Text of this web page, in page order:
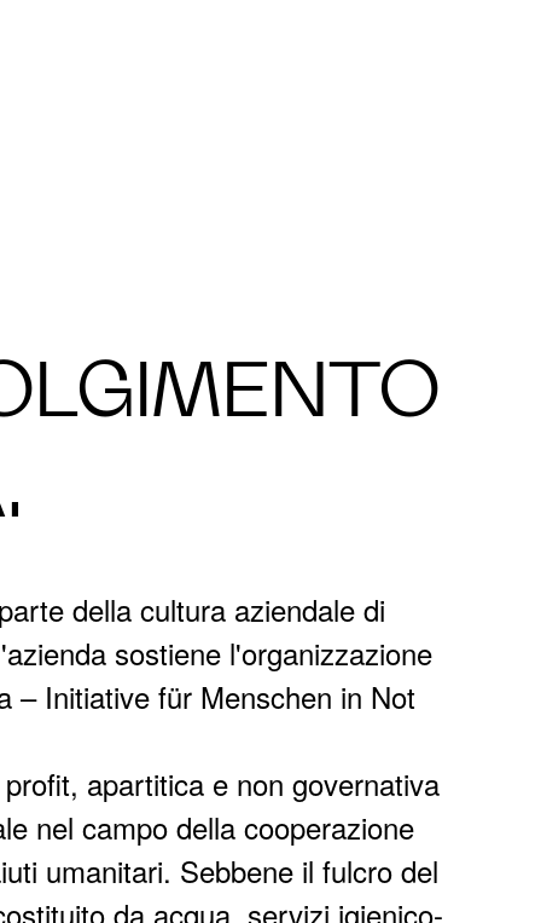
della cultura aziendale di
sostiene l'organizzazione
– Initiative für Menschen in Not
apartitica e non governativa
nel campo della cooperazione
umanitari. Sebbene il fulcro del
da acqua, servizi igienico-